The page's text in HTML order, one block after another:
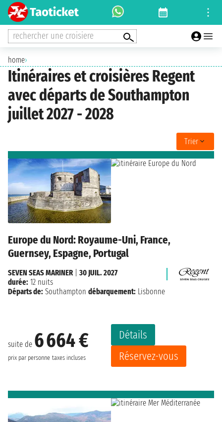
rechercher une croisiere
home›
Itinéraires et croisières Regent
avec départs de Southampton
juillet 2027 - 2028
Trier
Europe du Nord: Royaume-Uni, France,
Guernsey, Espagne, Portugal
suite de 6 664 €
prix par personne taxes incluses
Détails
Réservez-vous
SEVEN SEAS MARINER
30 JUIL. 2027
durée: 12 nuits
Départs de: Southampton débarquement: Lisbonne